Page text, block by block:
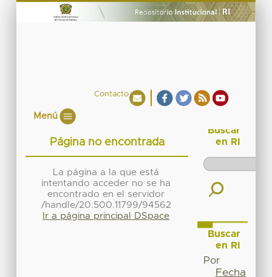
Contacto
Menú
Página no encontrada
La página a la que está
intentando acceder no se ha
encontrado en el servidor
/handle/20.500.11799/94562
Ir a página principal DSpace
Buscar
en RI
Buscar
en RI
Por
Fecha